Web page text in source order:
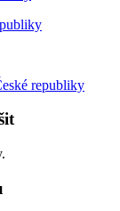
republiky